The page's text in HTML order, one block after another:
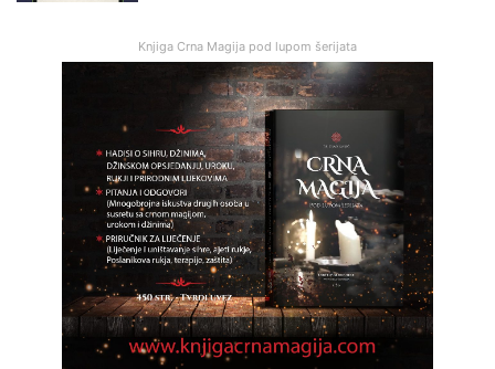
Knjiga Crna Magija pod lupom šerijata